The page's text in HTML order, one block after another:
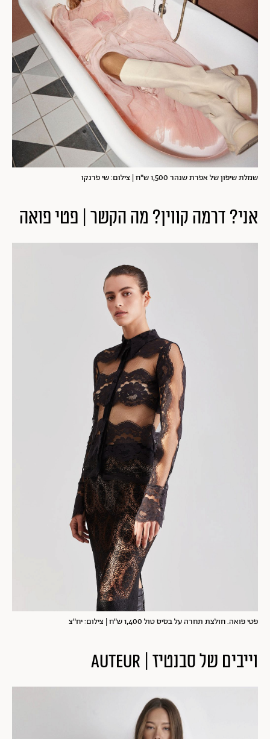
שמלת שיפון של אפרת שנהר 1,500 ש"ח | צילום: שי פרנקו
אני? דרמה קווין? מה הקשר | פטי פואה
פטי פואה. חולצת תחרה על בסיס טול 1,400 ש"ח | צילום: יח"צ
וייבים של סבנטיז | Auteur